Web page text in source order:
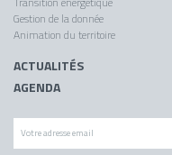
Gestion de la donnée
Animation du territoire
ACTUALITÉS
AGENDA